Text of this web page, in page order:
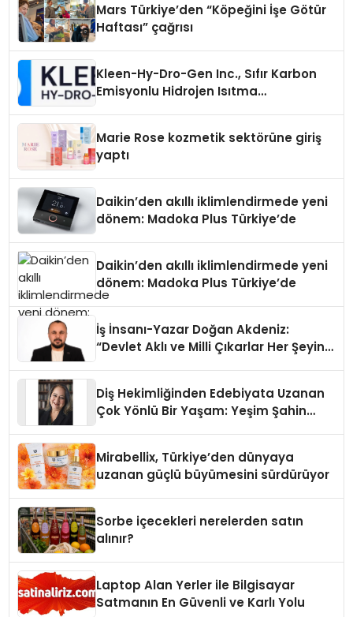
Mars Türkiye’den “Köpeğini İşe Götür
Haftası” çağrısı
Kleen-Hy-Dro-Gen Inc., Sıfır Karbon
Emisyonlu Hidrojen Isıtma
Marie Rose kozmetik sektörüne giriş
yaptı
Daikin’den akıllı iklimlendirmede yeni
dönem: Madoka Plus Türkiye’de
Daikin’den akıllı iklimlendirmede yeni
dönem: Madoka Plus Türkiye’de
İş İnsanı-Yazar Doğan Akdeniz:
“Devlet Aklı ve Milli Çıkarlar Her Şeyin
Diş Hekimliğinden Edebiyata Uzanan
Çok Yönlü Bir Yaşam: Yeşim Şahin
Mirabellix, Türkiye’den dünyaya
uzanan güçlü büyümesini sürdürüyor
Sorbe içecekleri nerelerden satın
alınır?
Laptop Alan Yerler ile Bilgisayar
Satmanın En Güvenli ve Karlı Yolu